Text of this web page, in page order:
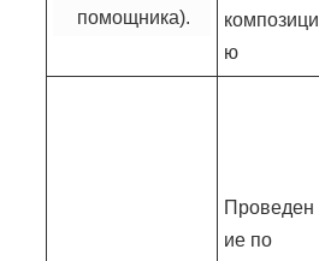
помощника).
композици
ю
Проведен
ие по